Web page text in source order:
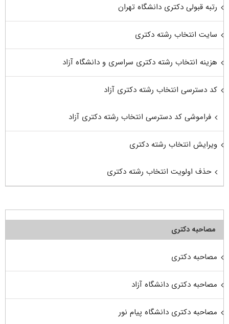
رتبه قبولی دکتری دانشگاه تهران
سایت انتخاب رشته دکتری
هزینه انتخاب رشته دکتری سراسری و دانشگاه آزاد
کد دسترسی انتخاب رشته دکتری آزاد
فراموشی کد دسترسی انتخاب رشته دکتری آزاد
ویرایش انتخاب رشته دکتری
حذف اولویت انتخاب رشته دکتری
مصاحبه دکتری
مصاحبه دکتری
مصاحبه دکتری دانشگاه آزاد
مصاحبه دکتری دانشگاه پیام نور